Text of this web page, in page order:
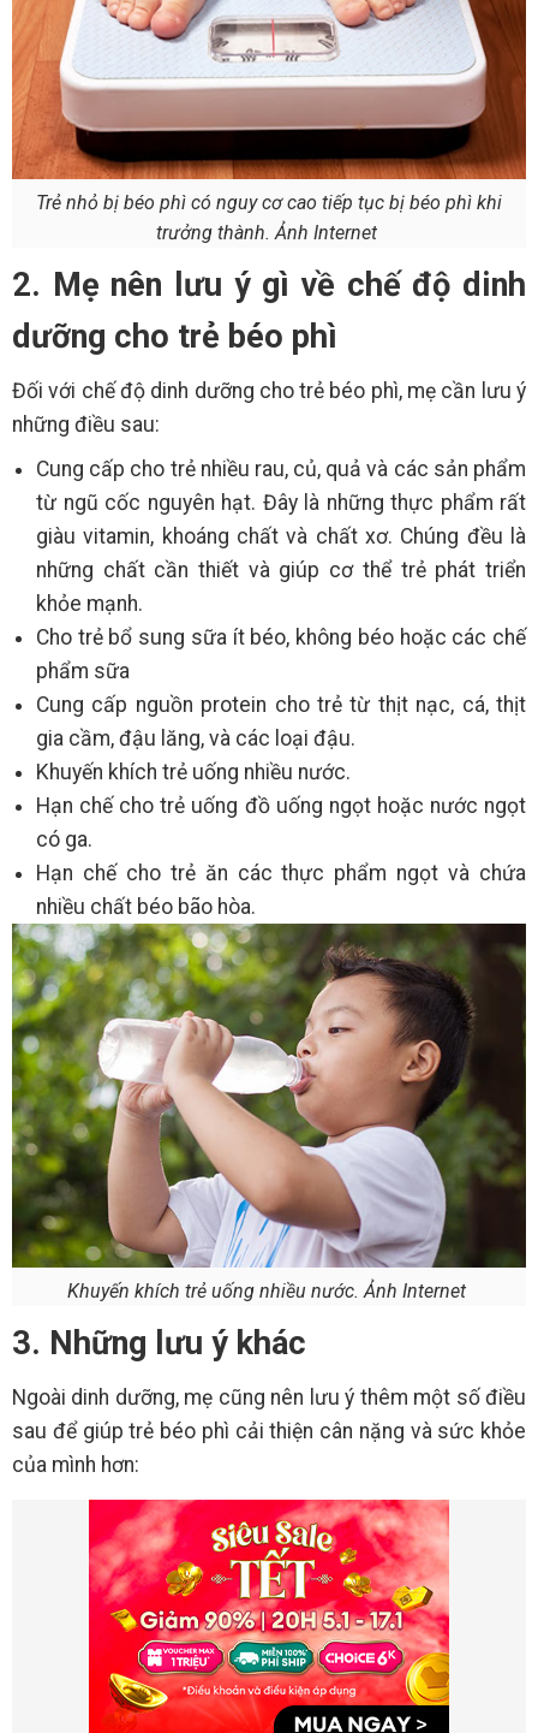
Trẻ nhỏ bị béo phì có nguy cơ cao tiếp tục bị béo phì khi
trưởng thành. Ảnh Internet
2. Mẹ nên lưu ý gì về chế độ dinh
dưỡng cho trẻ béo phì
Đối với chế độ dinh dưỡng cho trẻ béo phì, mẹ cần lưu ý
những điều sau:
Cung cấp cho trẻ nhiều rau, củ, quả và các sản phẩm
từ ngũ cốc nguyên hạt. Đây là những thực phẩm rất
giàu vitamin, khoáng chất và chất xơ. Chúng đều là
những chất cần thiết và giúp cơ thể trẻ phát triển
khỏe mạnh.
Cho trẻ bổ sung sữa ít béo, không béo hoặc các chế
phẩm sữa
Cung cấp nguồn protein cho trẻ từ thịt nạc, cá, thịt
gia cầm, đậu lăng, và các loại đậu.
Khuyến khích trẻ uống nhiều nước.
Hạn chế cho trẻ uống đồ uống ngọt hoặc nước ngọt
có ga.
Hạn chế cho trẻ ăn các thực phẩm ngọt và chứa
nhiều chất béo bão hòa.
Khuyến khích trẻ uống nhiều nước. Ảnh Internet
3. Những lưu ý khác
Ngoài dinh dưỡng, mẹ cũng nên lưu ý thêm một số điều
sau để giúp trẻ béo phì cải thiện cân nặng và sức khỏe
của mình hơn: